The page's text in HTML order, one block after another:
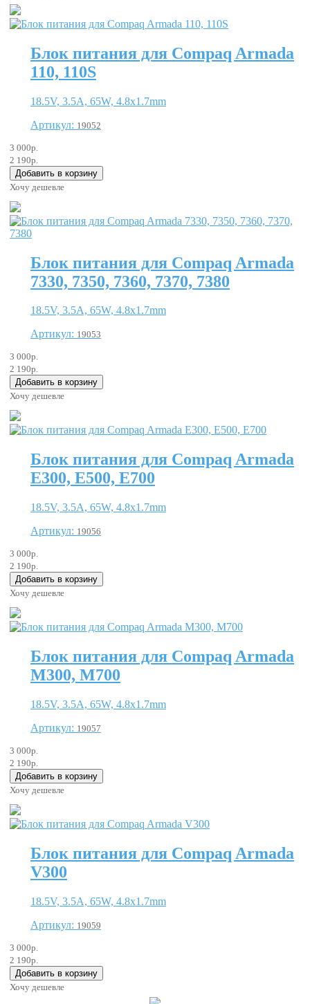
Блок питания для Compaq Armada
110, 110S
18.5V, 3.5A, 65W, 4.8x1.7mm
Артикул: 19052
3 000р.
2 190р.
Хочу дешевле
Блок питания для Compaq Armada
7330, 7350, 7360, 7370, 7380
18.5V, 3.5A, 65W, 4.8x1.7mm
Артикул: 19053
3 000р.
2 190р.
Хочу дешевле
Блок питания для Compaq Armada
E300, E500, E700
18.5V, 3.5A, 65W, 4.8x1.7mm
Артикул: 19056
3 000р.
2 190р.
Хочу дешевле
Блок питания для Compaq Armada
M300, M700
18.5V, 3.5A, 65W, 4.8x1.7mm
Артикул: 19057
3 000р.
2 190р.
Хочу дешевле
Блок питания для Compaq Armada
V300
18.5V, 3.5A, 65W, 4.8x1.7mm
Артикул: 19059
3 000р.
2 190р.
Хочу дешевле